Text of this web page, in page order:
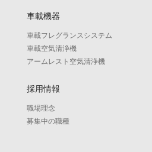
車載機器
車載フレグランスシステム
車載空気清浄機
アームレスト空気清浄機
採用情報
職場理念
募集中の職種